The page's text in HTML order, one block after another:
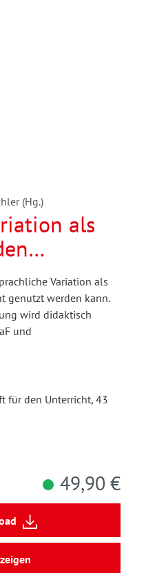
(Hg.)
als
Variation als
genutzt werden kann.
wird didaktisch
und
für den Unterricht, 43
49,90 €